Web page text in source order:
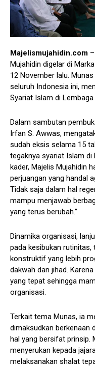
Majelismujahidin.com
Mujahidin digelar di
12 November lalu.
seluruh Indonesia ini,
Syariat Islam di Lembaga
Dalam sambutan
Irfan S. Awwas,
sudah eksis selama 15
tegaknya syariat Islam di
kader, Majelis Mujahidin
perjuangan yang handal
Tidak saja dalam hal
mampu menjawab
yang terus berubah.”
Dinamika organisasi,
pada kesibukan rutinitas,
konstruktif yang lebih
dakwah dan jihad.
yang tepat sehingga
organisasi.
Terkait tema Munas, ia
dimaksudkan berkenaan
hal yang bersifat prinsip.
menyerukan kepada
melaksanakan shalat